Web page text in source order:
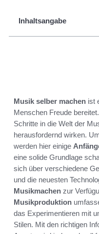
Inhaltsangabe
Musik selber machen ist
Menschen Freude
Schritte in die Welt der
herausfordernd wirken.
werden hier einige
eine solide Grundlage
sich über verschiedene
und die neuesten
Musikmachen zur
Musikproduktion
das Experimentieren mit
Stilen. Mit den richtigen